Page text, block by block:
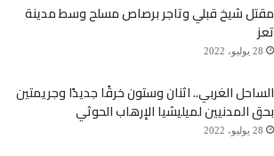
مقتل شيخ قبلي وتاجر برصاص مسلح وسط مدينة
تعز
28 يوليو، 2022
الساحل الغربي.. اثنان وستون خرقًا جديدًا وجريمتين
بحق المدنيين لميليشيا الإرهاب الحوثي
28 يوليو، 2022